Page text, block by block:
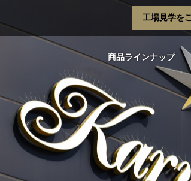
工場見学を
商品ラインナップ